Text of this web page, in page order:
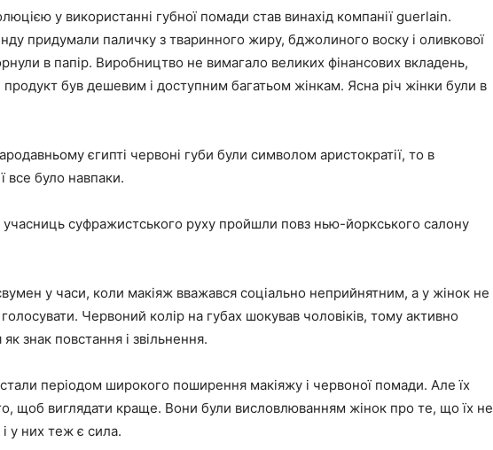
у використанні губної помади став винахід компанії guerlain.
придумали паличку з тваринного жиру, бджолиного воску і оливкової
в папір. Виробництво не вимагало великих фінансових вкладень,
був дешевим і доступним багатьом жінкам. Ясна річ жінки були в
єгипті червоні губи були символом аристократії, то в
все було навпаки.
учасниць суфражистського руху пройшли повз нью-йоркського салону
у часи, коли макіяж вважався соціально неприйнятним, а у жінок не
Червоний колір на губах шокував чоловіків, тому активно
знак повстання і звільнення.
періодом широкого поширення макіяжу і червоної помади. Але їх
щоб виглядати краще. Вони були висловлюванням жінок про те, що їх не
у них теж є сила.